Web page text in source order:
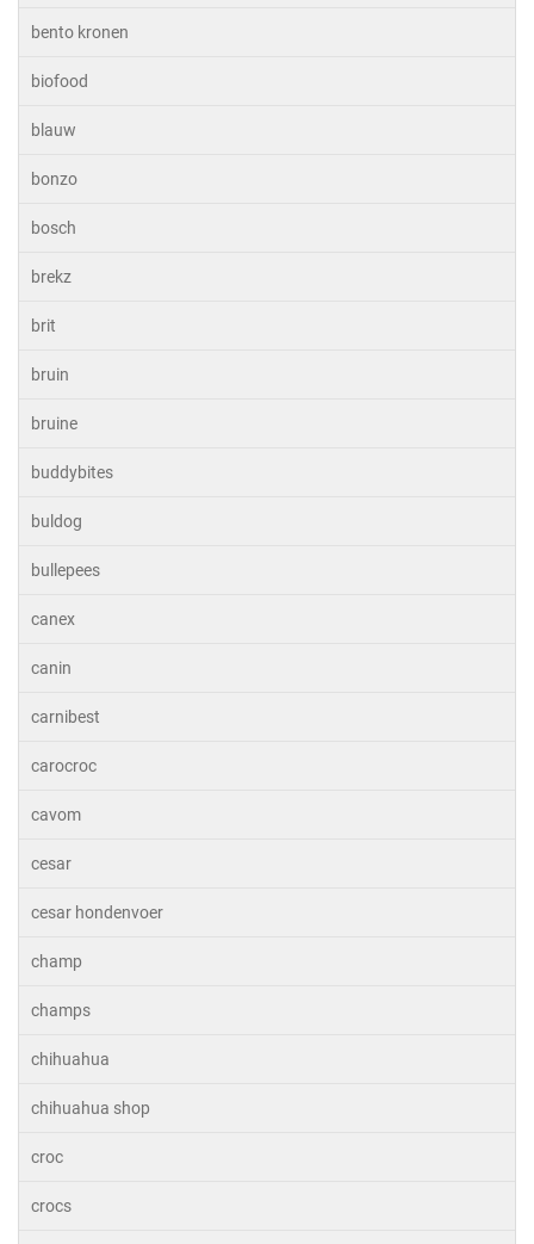
bento kronen
biofood
blauw
bonzo
bosch
brekz
brit
bruin
bruine
buddybites
buldog
bullepees
canex
canin
carnibest
carocroc
cavom
cesar
cesar hondenvoer
champ
champs
chihuahua
chihuahua shop
croc
crocs